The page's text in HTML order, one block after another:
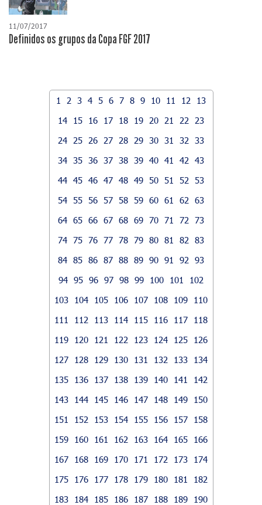
11/07/2017
Definidos os grupos da Copa FGF 2017
1 2 3 4 5 6 7 8 9 10 11 12
13
14
15 16 17 18 19 20 21 22
23
24
25 26 27 28 29 30 31 32
33
34 35 36 37 38 39 40 41 42
43
44 45 46 47 48 49 50 51 52
53
54 55 56 57 58 59 60 61 62
63
64 65 66 67 68 69 70 71 72
73
74 75 76 77 78 79 80 81 82
83
84 85 86 87 88 89 90 91 92
93
94 95 96 97 98 99 100 101
102
103
104 105 106 107 108 109
110
111
112 113 114 115 116 117
118
119
120 121 122 123 124 125
126
127
128 129 130 131 132 133
134
135
136 137 138 139 140 141
142
143
144 145 146 147 148 149
150
151
152 153 154 155 156 157
158
159
160 161 162 163 164 165
166
167
168 169 170 171 172 173
174
175
176 177 178 179 180 181
182
183
184 185 186 187 188 189
190